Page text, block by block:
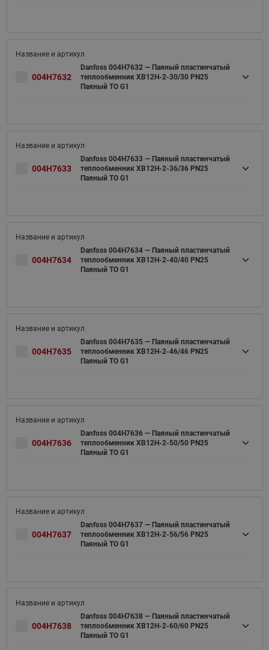
004H7632
Danfoss 004H7632 — Паяный пластинчатый
теплообменник XB12H-2-30/30 PN25
Паяный ТО G1
004H7633
Danfoss 004H7633 — Паяный пластинчатый
теплообменник XB12H-2-36/36 PN25
Паяный ТО G1
004H7634
Danfoss 004H7634 — Паяный пластинчатый
теплообменник XB12H-2-40/40 PN25
Паяный ТО G1
004H7635
Danfoss 004H7635 — Паяный пластинчатый
теплообменник XB12H-2-46/46 PN25
Паяный ТО G1
004H7636
Danfoss 004H7636 — Паяный пластинчатый
теплообменник XB12H-2-50/50 PN25
Паяный ТО G1
004H7637
Danfoss 004H7637 — Паяный пластинчатый
теплообменник XB12H-2-56/56 PN25
Паяный ТО G1
004H7638
Danfoss 004H7638 — Паяный пластинчатый
теплообменник XB12H-2-60/60 PN25
Паяный ТО G1